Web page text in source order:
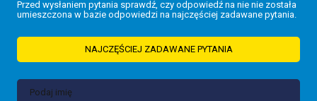
Przed wysłaniem pytania sprawdź, czy odpowiedź na nie nie została
umieszczona w bazie odpowiedzi na najczęściej zadawane pytania.
NAJCZĘŚCIEJ ZADAWANE PYTANIA